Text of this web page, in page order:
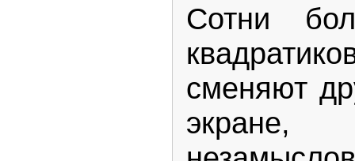
Сотни
сменяют
экране,